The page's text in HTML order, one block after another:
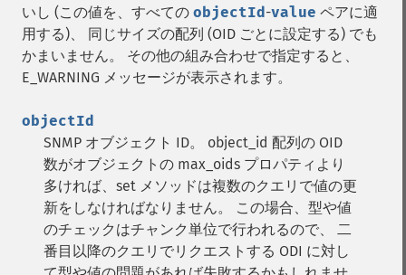
いし (この値を、すべての objectId-value ペアに適
用する)、 同じサイズの配列 (OID ごとに設定する) でも
かまいません。 その他の組み合わせで指定すると、
E_WARNING メッセージが表示されます。
objectId
SNMP オブジェクト ID。 object_id 配列の OID
数がオブジェクトの max_oids プロパティより
多ければ、set メソッドは複数のクエリで値の更
新をしなければなりません。 この場合、型や値
のチェックはチャンク単位で行われるので、 二
番目以降のクエリでリクエストする ODI に対し